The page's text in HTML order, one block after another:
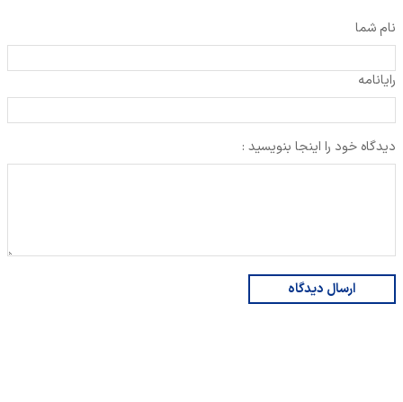
نام شما
رایانامه
دیدگاه خود را اینجا بنویسید :
ارسال دیدگاه